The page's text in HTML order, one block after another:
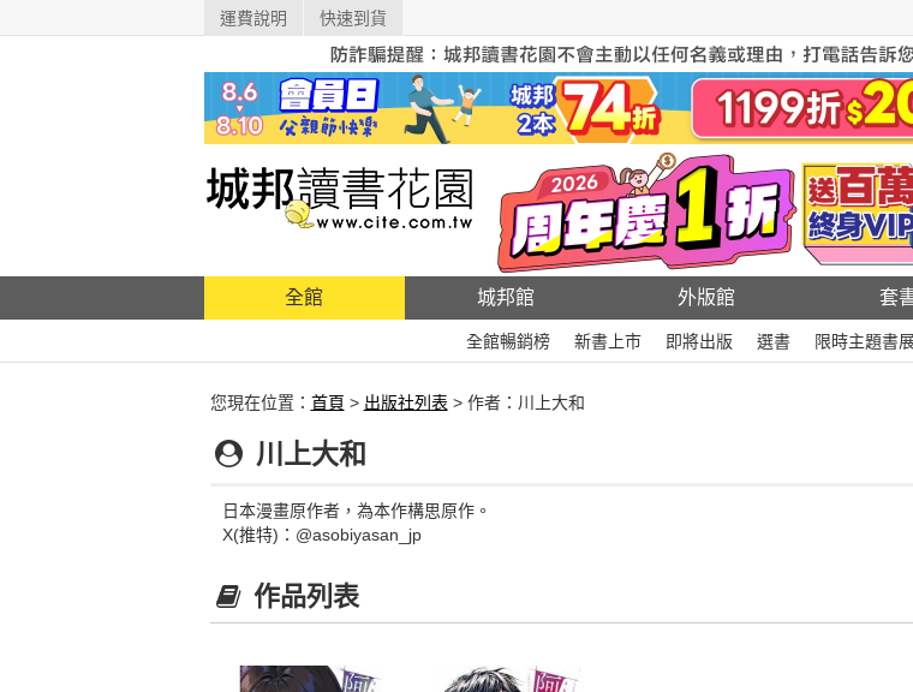
運費說明 快速到貨
全館 城邦館 外版館 套
全館暢銷榜 新書上市 即將出版 選書 限時主題書
您現在位置： 首頁 > 出版社列表 > 作者：川上大和
川上大和
日本漫畫原作者，為本作構思原作。
X(推特)：@asobiyasan_jp
作品列表